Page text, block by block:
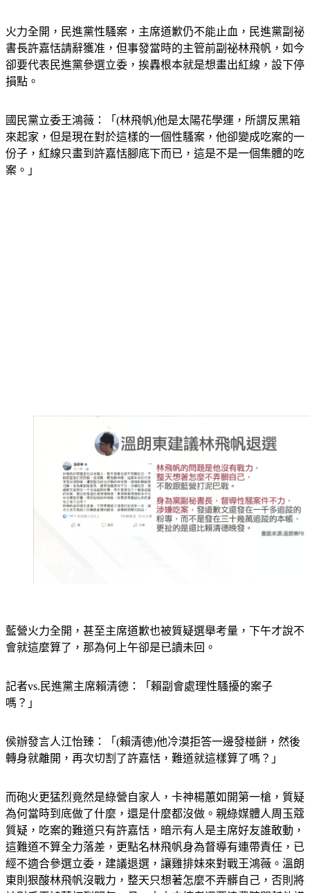
火力全開，民進黨性騷案，主席道歉仍不能止血，民進黨副祕
書長許嘉恬請辭獲准，但事發當時的主管前副祕林飛帆，如今
卻要代表民進黨參選立委，挨轟根本就是想畫出紅線，設下停
損點。
國民黨立委王鴻薇：「(林飛帆)他是太陽花學運，所謂反黑箱
來起家，但是現在對於這樣的一個性騷案，他卻變成吃案的一
份子，紅線只畫到許嘉恬腳底下而已，這是不是一個集體的吃
案。」
藍營火力全開，甚至主席道歉也被質疑選舉考量，下午才說不
會就這麼算了，那為何上午卻是已讀未回。
記者vs.民進黨主席賴清德：「賴副會處理性騷擾的案子
嗎？」
侯辦發言人江怡臻：「(賴清德)他冷漠拒答一邊發椪餅，然後
轉身就離開，再次切割了許嘉恬，難道就這樣算了嗎？」
而砲火更猛烈竟然是綠營自家人，卡神楊蕙如開第一槍，質疑
為何當時到底做了什麼，還是什麼都沒做。親綠媒體人周玉蔻
質疑，吃案的難道只有許嘉恬，暗示有人是主席好友誰敢動，
這難道不算全力落差，更點名林飛帆身為督導有連帶責任，已
經不適合參選立委，建議退選，讓雞排妹來對戰王鴻薇。溫朗
東則狠酸林飛帆沒戰力，整天只想著怎麼不弄髒自己，否則將